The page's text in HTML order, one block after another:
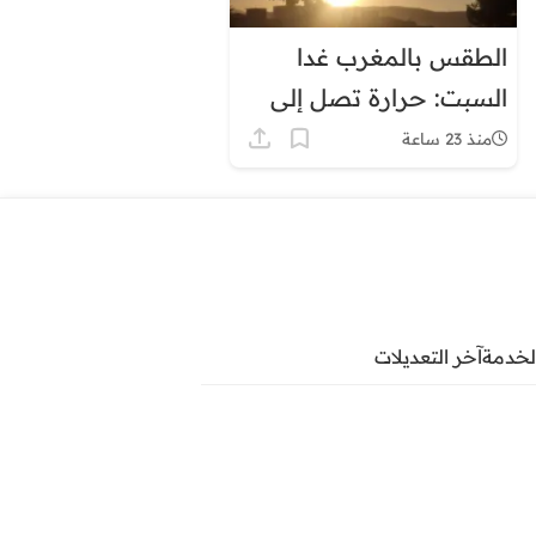
الطقس بالمغرب غدا
السبت: حرارة تصل إلى
45 درجة وزخات رعديةمنذ 23 ساعة
آخر التعديلات